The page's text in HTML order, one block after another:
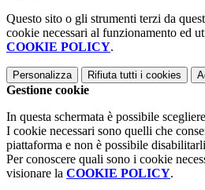
Questo sito o gli strumenti terzi da
cookie necessari al funzionamento ed
COOKIE POLICY.
Personalizza Rifiuta tutti i cookies
Gestione cookie
In questa schermata è possibile
I cookie necessari sono quelli che
piattaforma e non è possibile
Per conoscere quali sono i cookie
visionare la COOKIE POLICY.